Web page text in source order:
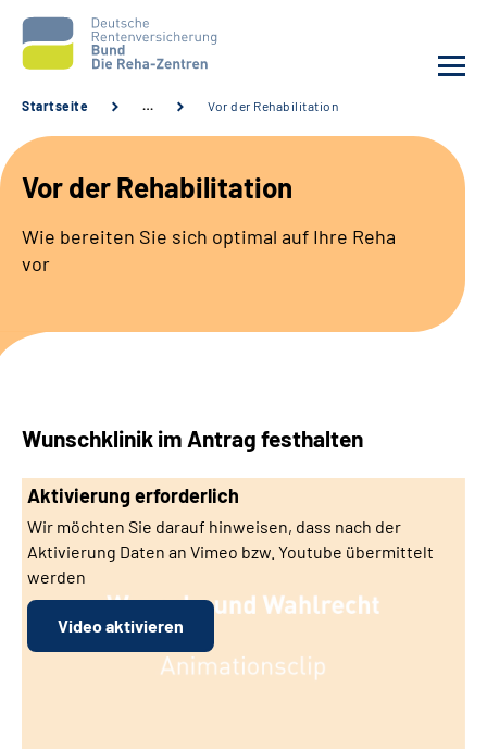
Aktuelles
Unsere Kliniken
Reha von A bis Z
Erweiterte Suche
Gebärdensprache
Leichte Sprache
Startseite … Vor der Rehabilitation
Vor der Rehabilitation
Wie bereiten Sie sich optimal auf Ihre Reha
vor
Wunschklinik im Antrag festhalten
Aktivierung erforderlich
Wir möchten Sie darauf hinweisen, dass nach der
Aktivierung Daten an Vimeo bzw. Youtube übermittelt
werden
Video aktivieren